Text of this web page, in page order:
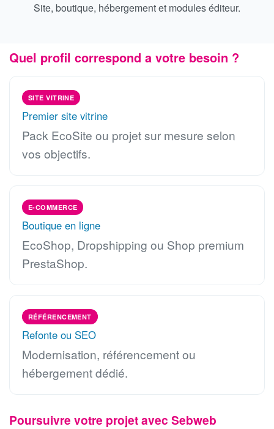
Site, boutique, hébergement et modules éditeur.
Quel profil correspond a votre besoin ?
SITE VITRINE
Premier site vitrine
Pack EcoSite ou projet sur mesure selon
vos objectifs.
E-COMMERCE
Boutique en ligne
EcoShop, Dropshipping ou Shop premium
PrestaShop.
RÉFÉRENCEMENT
Refonte ou SEO
Modernisation, référencement ou
hébergement dédié.
Poursuivre votre projet avec Sebweb